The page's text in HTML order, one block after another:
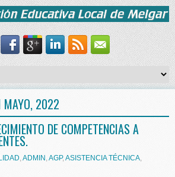
MAYO, 2022
DE COMPETENCIAS A
,ADMIN ,AGP,ASISTENCIA TÉCNICA,